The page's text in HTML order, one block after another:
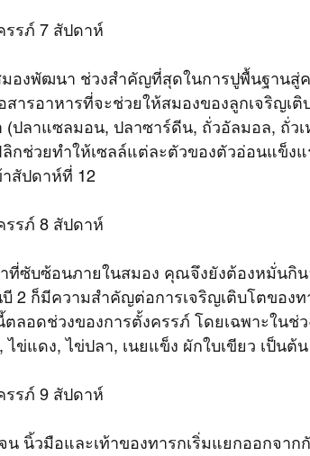
รรภ์ 7 สัปดาห์
มองพัฒนา ช่วงสำคัญที่สุดในการปูพื้นฐานสู่
สารอาหารที่จะช่วยให้สมองของลูกเจริญเ
ปลาแซลมอน, ปลาซาร์ดีน, ถั่วอัลมอล, ถั่วเ
กช่วยทำให้เซลล์แต่ละตัวของตัวอ่อนแข็ง
สัปดาห์ที่ 12
รรภ์ 8 สัปดาห์
ที่ซับซ้อนภายในสมอง คุณจึงยังต้องหมั่นกิ
2 ก็มีความสำคัญต่อการเจริญเติบโตของ
ลอดช่วงของการตั้งครรภ์ โดยเฉพาะในช่
ข่แดง, ไข่ปลา, เนยแข็ง ผักใบเขียว เป็นต้น
รรภ์ 9 สัปดาห์
น นิ้วมือและเท้าของทารกเริ่มแยกออกจา